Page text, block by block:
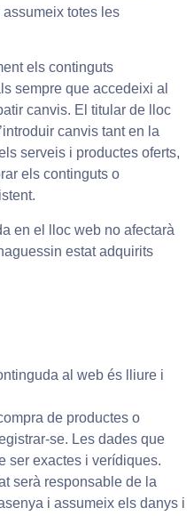
totes les
els continguts
sempre que accedeixi al
canvis. El titular de lloc
canvis tant en la
serveis i productes oferts,
els continguts o
en el lloc web no afectarà
estat adquirits
al web és lliure i
de productes o
se. Les dades que
ser exactes i verídiques.
serà responsable de la
i assumeix els danys i